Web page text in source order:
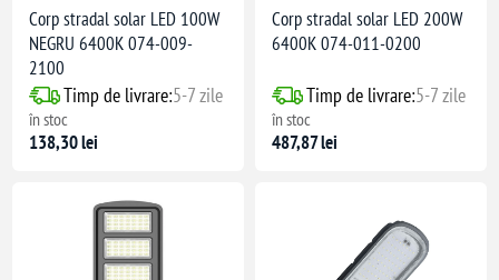
Corp stradal solar LED 100W
NEGRU 6400K 074-009-
2100
Timp de livrare:5-7 zile
în stoc
138,30 lei
Corp stradal solar LED 200W
6400K 074-011-0200
Timp de livrare:5-7 zile
în stoc
487,87 lei